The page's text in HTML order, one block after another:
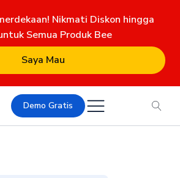
Nikmati Diskon hingga
Semua Produk Bee
Saya Mau
Demo Gratis